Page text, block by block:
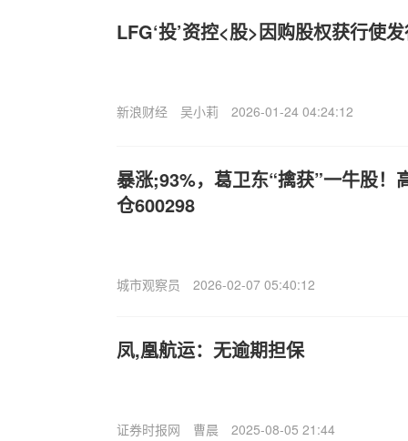
LFG‘投’资控<股>因购股权获行使
新浪财经 吴小莉 2026-01-24 04:24:12
暴涨;93%，葛卫东“擒获”一牛股！
仓600298
城市观察员 2026-02-07 05:40:12
凤,凰航运：无逾期担保
证券时报网 曹晨 2025-08-05 21:44